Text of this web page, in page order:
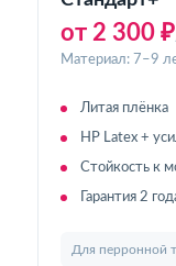
от 2 300 ₽
Материал: 7–9
Литая плёнка
HP Latex +
Стойкость к
Гарантия 2
Для перронной